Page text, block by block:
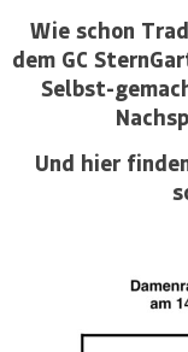
Wie schon
dem GC
Selbst-
Und hier